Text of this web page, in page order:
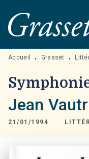
MENU
PIED DE PAGE
Accueil • Grasset •
Jean
21/01/1994